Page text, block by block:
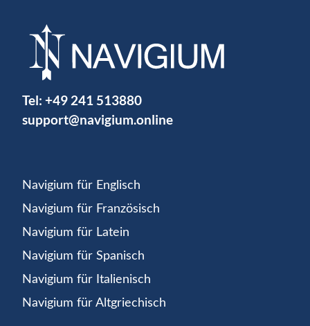
Tel: +49 241 513880
support@navigium.online
Navigium für Englisch
Navigium für Französisch
Navigium für Latein
Navigium für Spanisch
Navigium für Italienisch
Navigium für Altgriechisch